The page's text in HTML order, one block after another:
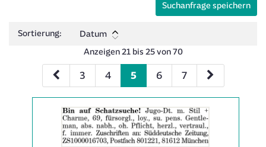
Suchanfrage speichern
Sortierung:
Datum
Anzeigen 21 bis 25 von 70
3 4 5 6 7
der
Anzeige
2061863